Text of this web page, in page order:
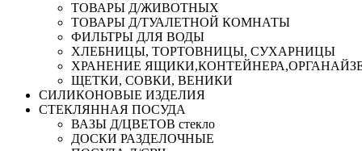
ТОВАРЫ Д/ЖИВОТНЫХ
ТОВАРЫ Д/ТУАЛЕТНОЙ КОМНАТЫ
ФИЛЬТРЫ ДЛЯ ВОДЫ
ХЛЕБНИЦЫ, ТОРТОВНИЦЫ, СУХАРНИЦЫ
ХРАНЕНИЕ
ЩЕТКИ, СОВКИ, ВЕНИКИ
СИЛИКОНОВЫЕ ИЗДЕЛИЯ
СТЕКЛЯННАЯ ПОСУДА
ВАЗЫ Д/ЦВЕТОВ стекло
ДОСКИ РАЗДЕЛОЧНЫЕ